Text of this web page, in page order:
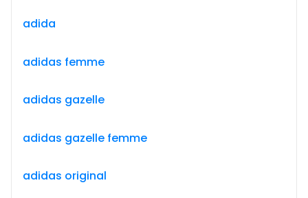
adida
adidas femme
adidas gazelle
adidas gazelle femme
adidas original